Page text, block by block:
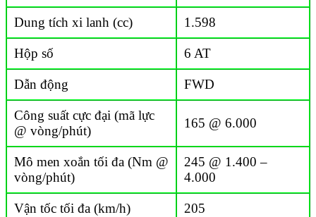
Dung tích xi lanh (cc) 1.598
Hộp số 6 AT
Dẫn động FWD
Công suất cực đại (mã lực
@ vòng/phút)
165 @ 6.000
Mô men xoắn tối đa (Nm @
vòng/phút)
245 @ 1.400 –
4.000
Vận tốc tối đa (km/h) 205